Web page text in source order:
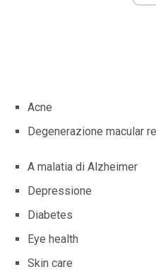
Acne
Degenerazione macular
A malatia di Alzheimer
Depressione
Diabetes
Eye health
Skin care